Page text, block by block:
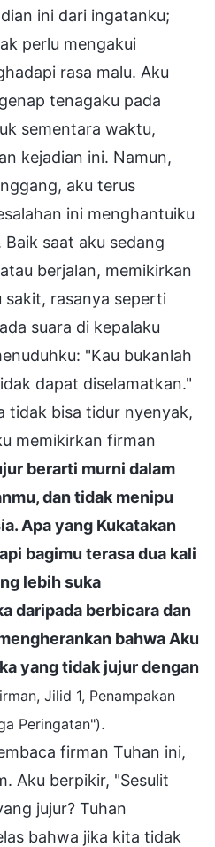
ini dari ingatanku;
perlu mengakui
rasa malu. Aku
tenagaku pada
sementara waktu,
kejadian ini. Namun,
aku terus
ini menghantuiku
saat aku sedang
berjalan, memikirkan
rasanya seperti
suara di kepalaku
"Kau bukanlah
dapat diselamatkan."
tidak bisa tidur nyenyak,
memikirkan firman
berarti murni dalam
dan tidak menipu
Apa yang Kukatakan
bagimu terasa dua kali
lebih suka
daripada berbicara dan
bahwa Aku
yang tidak jujur dengan
Jilid 1, Penampakan
Peringatan").
firman Tuhan ini,
Aku berpikir, "Sesulit
jujur? Tuhan
bahwa jika kita tidak